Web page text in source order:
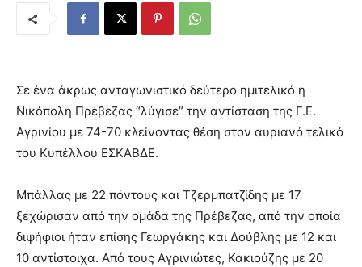
Σε ένα άκρως ανταγωνιστικό δεύτερο ημιτελικό η
Νικόπολη Πρέβεζας “λύγισε” την αντίσταση της Γ.Ε.
Αγρινίου με 74-70 κλείνοντας θέση στον αυριανό τελικό
του Κυπέλλου ΕΣΚΑΒΔΕ.
Μπάλλας με 22 πόντους και Τζερμπατζίδης με 17
ξεχώρισαν από την ομάδα της Πρέβεζας, από την οποία
διψήφιοι ήταν επίσης Γεωργάκης και Δούβλης με 12 και
10 αντίστοιχα. Από τους Αγρινιώτες, Κακιούζης με 20